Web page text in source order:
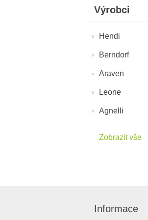
Výrobci
Hendi
Berndorf
Araven
Leone
Agnelli
Zobrazit vše
Informace